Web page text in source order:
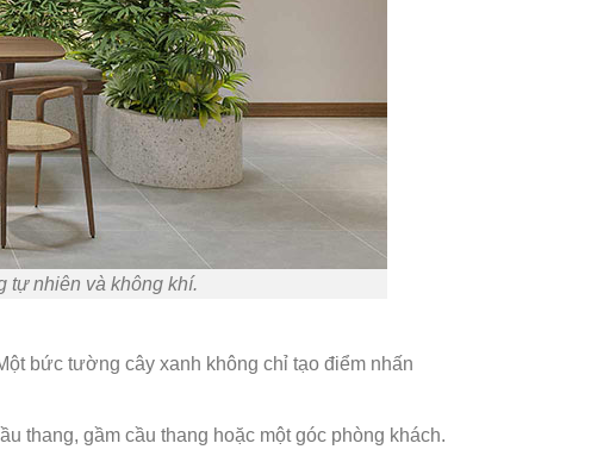
tự nhiên và không khí.
bức tường cây xanh không chỉ tạo điểm nhấn
thang, gầm cầu thang hoặc một góc phòng khách.